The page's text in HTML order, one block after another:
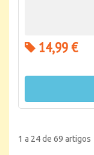
14,99 €
1 a 24 de 69 artigos